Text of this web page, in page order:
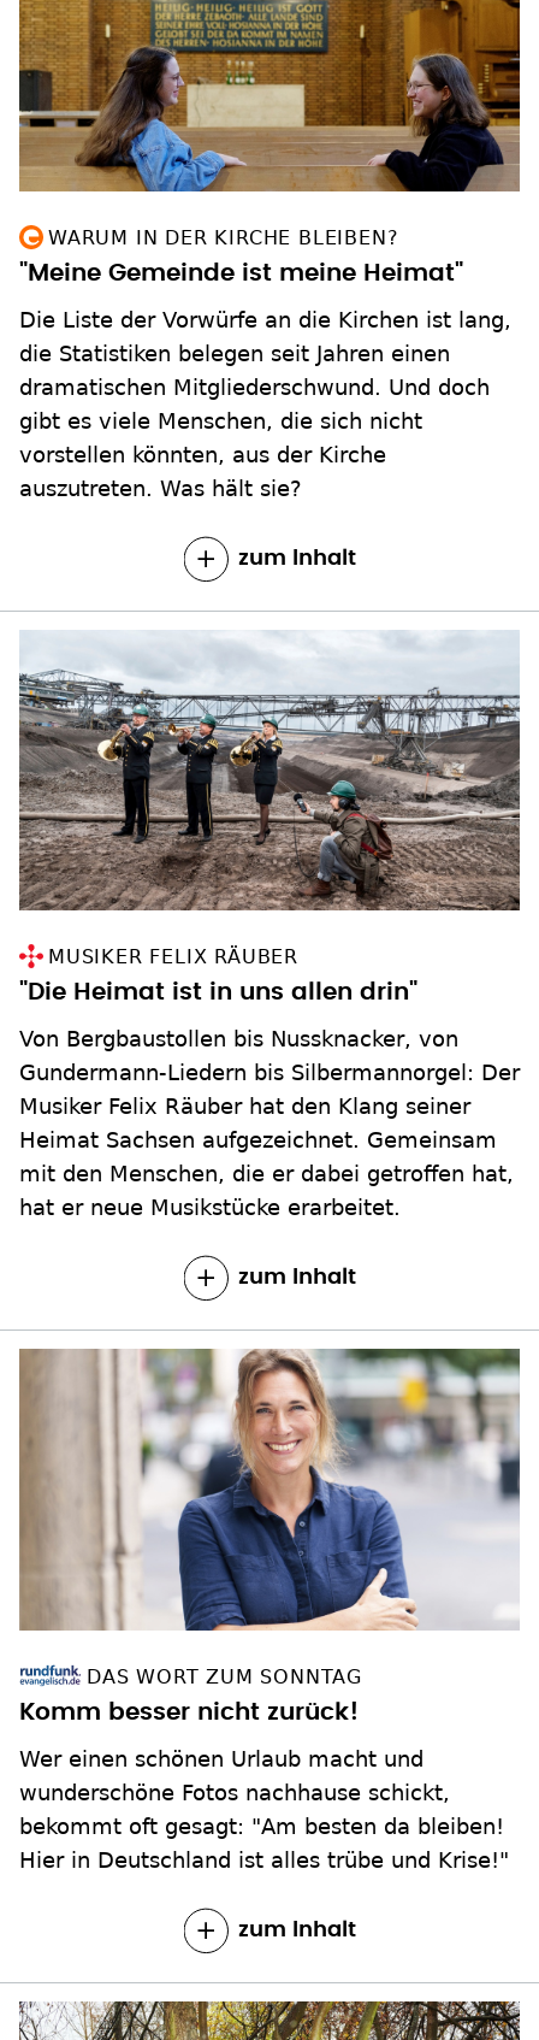
WARUM IN DER KIRCHE BLEIBEN?
"Meine Gemeinde ist meine Heimat"
Die Liste der Vorwürfe an die Kirchen ist lang,
die Statistiken belegen seit Jahren einen
dramatischen Mitgliederschwund. Und doch
gibt es viele Menschen, die sich nicht
vorstellen könnten, aus der Kirche
auszutreten. Was hält sie?
zum Inhalt
MUSIKER FELIX RÄUBER
"Die Heimat ist in uns allen drin"
Von Bergbaustollen bis Nussknacker, von
Gundermann-Liedern bis Silbermannorgel: Der
Musiker Felix Räuber hat den Klang seiner
Heimat Sachsen aufgezeichnet. Gemeinsam
mit den Menschen, die er dabei getroffen hat,
hat er neue Musikstücke erarbeitet.
zum Inhalt
DAS WORT ZUM SONNTAG
Komm besser nicht zurück!
Wer einen schönen Urlaub macht und
wunderschöne Fotos nachhause schickt,
bekommt oft gesagt: "Am besten da bleiben!
Hier in Deutschland ist alles trübe und Krise!"
zum Inhalt